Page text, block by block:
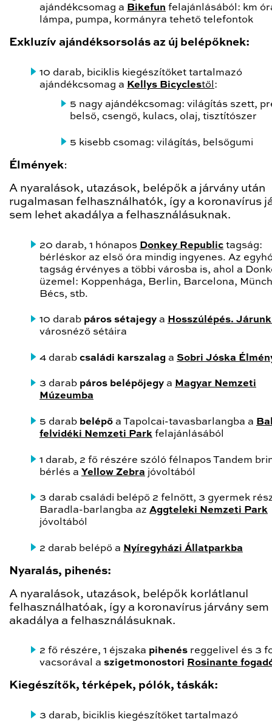
ajándékcsomag a Bikefun felajánlásából: km
lámpa, pumpa, kormányra tehető telefontok
Exkluzív ajándéksorsolás az új belépőknek:
10 darab, biciklis kiegészítőket tartalmazó
ajándékcsomag a Kellys Bicyclestől :
5 nagy ajándékcsomag: világítás szett,
belső, csengő, kulacs, olaj, tisztítószer
5 kisebb csomag: világítás, belsőgumi
Élmények:
A nyaralások, utazások, belépők a járvány után
rugalmasan felhasználhatók, így a koronavírus
sem lehet akadálya a felhasználásuknak.
20 darab, 1 hónapos Donkey Republic tagság:
bérléskor az első óra mindig ingyenes. Az
tagság érvényes a többi városba is, ahol a
üzemel: Koppenhága, Berlin, Barcelona,
Bécs, stb.
10 darab páros sétajegy a Hosszúlépés.
városnéző sétáira
4 darab családi karszalag a Sobri Jóska
3 darab páros belépőjegy a Magyar Nemzeti
Múzeumba
5 darab belépő a Tapolcai-tavasbarlangba a
felvidéki Nemzeti Park felajánlásából
1 darab, 2 fő részére szóló félnapos Tandem
bérlés a Yellow Zebra jóvoltából
3 darab családi belépő 2 felnőtt, 3 gyermek
Baradla-barlangba az Aggteleki Nemzeti Park
jóvoltából
2 darab belépő a Nyíregyházi Állatparkba
Nyaralás, pihenés:
A nyaralások, utazások, belépők korlátlanul
felhasználhatóak, így a koronavírus járvány sem
akadálya a felhasználásuknak.
2 fő részére, 1 éjszaka pihenés reggelivel és 3
vacsorával a szigetmonostori Rosinante
Kiegészítők, térképek, pólók, táskák:
3 darab, biciklis kiegészítőket tartalmazó